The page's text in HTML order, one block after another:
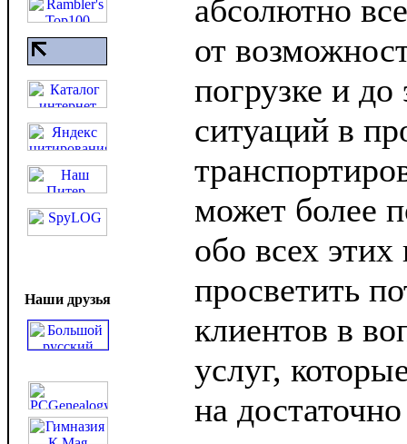
Наши друзья
абсолютно
от
погрузке и
ситуаций в
может более
обо всех
просветить
клиентов в
услуг,
на